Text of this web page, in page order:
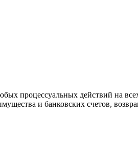
процессуальных действий на
и банковских счетов,